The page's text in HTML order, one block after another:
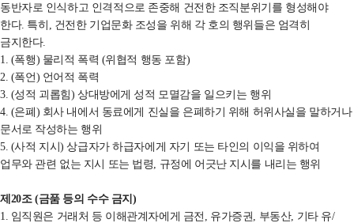
동반자로 인식하고 인격적으로 존중해 건전한 조직분위기를 형성해야
한다. 특히
건전한 기업문화 조성을 위해 각 호의 행위들은 엄격히
금지한다.
1. (폭행) 물리적 폭력 (위협적 행동 포함)
2. (폭언 ) 언어적 폭력
3. (성적 괴롭힘) 상대방에게 성적 모멸감을 일으키는 행위
4. (은폐 ) 회사 내에서 동료에게 진실을 은폐하기 위해 허위사실을 말하거나
문서로 작성하는 행위
5. (사적 지시)상급자가 하급자에게 자기 또는 타인의 이익을 위하여
업무와 관련 없는 지시 또는 법령 규정에 어긋난 지시를 내리는 행위
제 20조 (금품 등의 수수 금지 )
1. 임직원은 거래처 등 이해관계자에게 금전 유가증권 부동산, 기타 유/